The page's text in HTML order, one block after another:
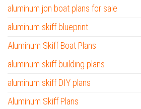
aluminum jon boat plans for sale
aluminum skiff blueprint
Aluminum Skiff Boat Plans
aluminum skiff building plans
aluminum skiff DIY plans
Aluminum Skiff Plans